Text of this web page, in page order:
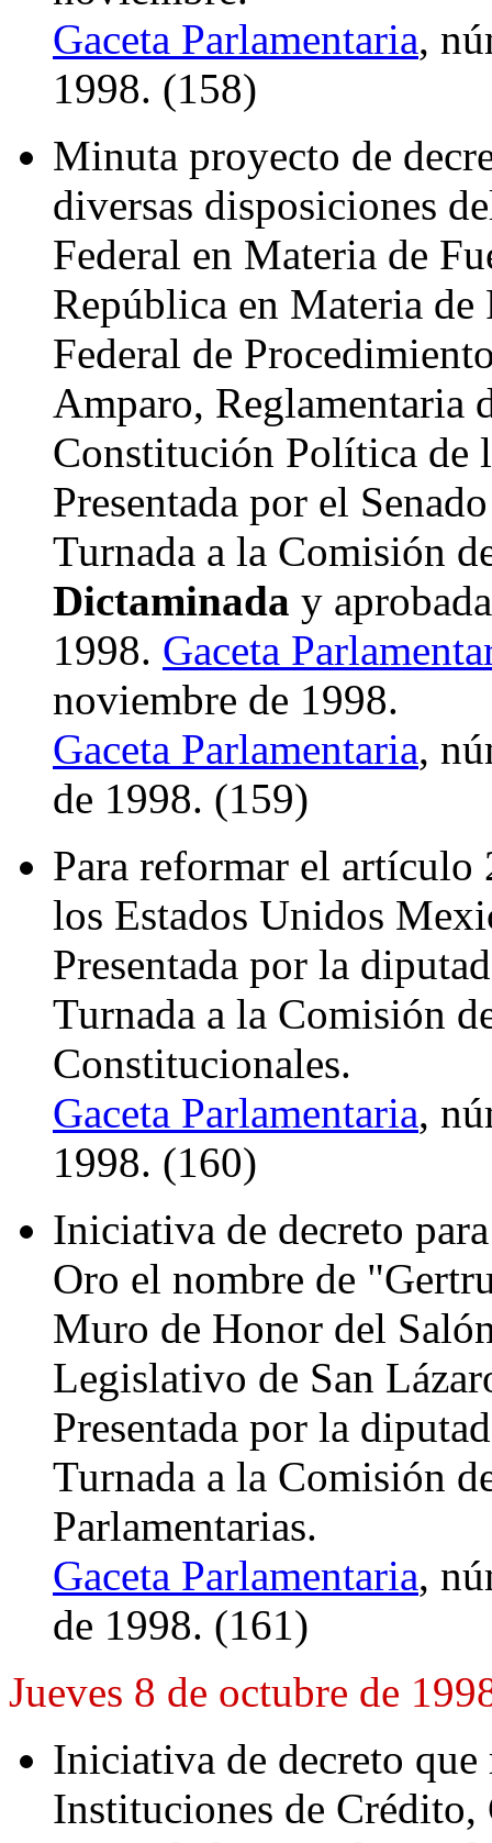
Gaceta Parlamentaria,
1998. (158)
Minuta proyecto de
diversas disposiciones
Federal en Materia de
República en Materia
Federal de
Amparo, Reglamentaria
Constitución Política de
Presentada por el
Turnada a la Comisión
Dictaminada y
1998. Gaceta
noviembre de 1998.
Gaceta Parlamentaria,
de 1998. (159)
Para reformar el
los Estados Unidos
Presentada por la
Turnada a la Comisión
Constitucionales.
Gaceta Parlamentaria,
1998. (160)
Iniciativa de decreto
Oro el nombre de
Muro de Honor del
Legislativo de San
Presentada por la
Turnada a la Comisión
Parlamentarias.
Gaceta Parlamentaria,
de 1998. (161)
Jueves 8 de octubre de
Iniciativa de decreto que
Instituciones de Crédito,